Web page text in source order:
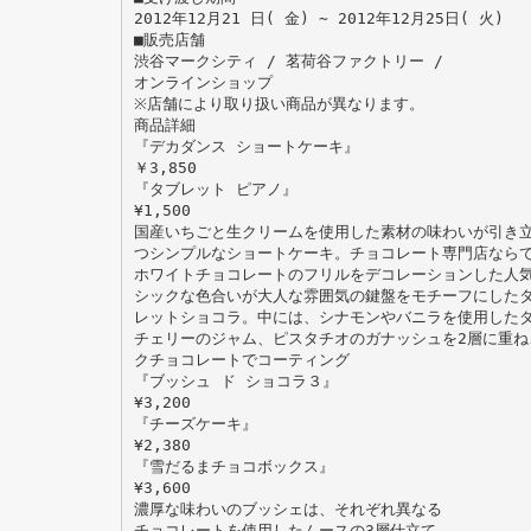
2012年12月21 日( 金) ∼ 2012年12月25日( 火)
■販売店舗
渋谷マークシティ / 茗荷谷ファクトリー /
オンラインショップ
※店舗により取り扱い商品が異なります。
商品詳細
『デカダンス ショートケーキ』
￥3,850
『タブレット ピアノ』
¥1,500
国産いちごと生クリームを使用した素材の味わいが引き
つシンプルなショートケーキ。チョコレート専門店なら
ホワイトチョコレートのフリルをデコレーションした人気
シックな色合いが大人な雰囲気の鍵盤をモチーフにした
レットショコラ。中には、シナモンやバニラを使用した
チェリーのジャム、ピスタチオのガナッシュを2層に重ね
クチョコレートでコーティング
『ブッシュ ド ショコラ３』
¥3,200
『チーズケーキ』
¥2,380
『雪だるまチョコボックス』
¥3,600
濃厚な味わいのブッシェは、それぞれ異なる